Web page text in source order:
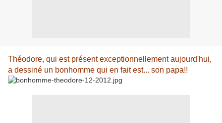
Théodore, qui est présent exceptionnellement aujourd'hui,
a dessiné un bonhomme qui en fait est... son papa!!